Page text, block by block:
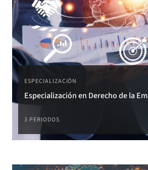
ESPECIALIZACIÓN
Especialización en Derecho de la
3 PERIODOS